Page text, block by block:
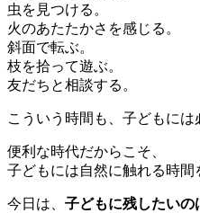
虫を見つける。
火のあたたかさを感じる。
斜面で転ぶ。
枝を拾って遊ぶ。
友だちと相談する。
こういう時間も、子どもには
便利な時代だからこそ、
子どもには自然に触れる時間
今日は、 子どもに残したいの